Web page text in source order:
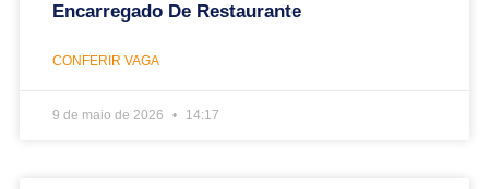
Encarregado De Restaurante
CONFERIR VAGA
9 de maio de 2026 14:17